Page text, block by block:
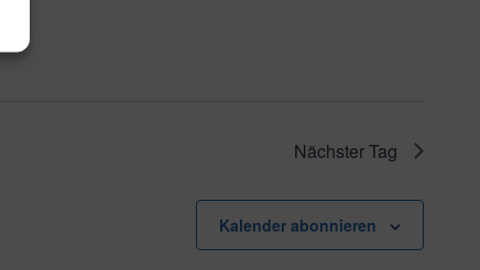
Nächster Tag
Kalender abonnieren